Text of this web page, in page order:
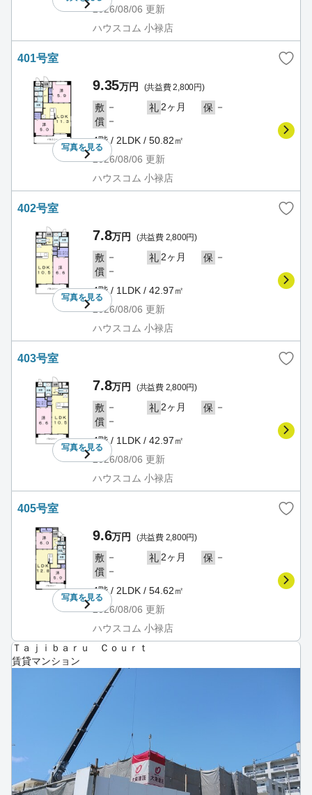
2026/08/06 更新
ハウスコム 小禄店
401号室
写真を見る
9.35万円 (共益費 2,800円)
敷 － 礼2ヶ月 保 －
償 －
4階 / 2LDK / 50.82㎡
2026/08/06 更新
ハウスコム 小禄店
402号室
写真を見る
7.8万円 (共益費 2,800円)
敷 － 礼2ヶ月 保 －
償 －
4階 / 1LDK / 42.97㎡
2026/08/06 更新
ハウスコム 小禄店
403号室
写真を見る
7.8万円 (共益費 2,800円)
敷 － 礼2ヶ月 保 －
償 －
4階 / 1LDK / 42.97㎡
2026/08/06 更新
ハウスコム 小禄店
405号室
写真を見る
9.6万円 (共益費 2,800円)
敷 － 礼2ヶ月 保 －
償 －
4階 / 2LDK / 54.62㎡
2026/08/06 更新
ハウスコム 小禄店
Ｔａｊｉｂａｒｕ Ｃｏｕｒｔ
賃貸マンション